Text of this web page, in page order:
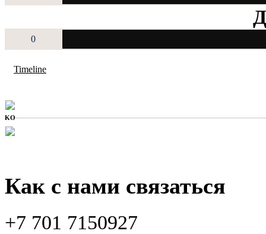
0
Timeline
KO
Как с нами связаться
+7 701 7150927